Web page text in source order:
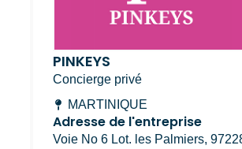
PINKEYS
Concierge privé
MARTINIQUE
Adresse de l'entreprise
Voie No 6 Lot. les Palmiers,